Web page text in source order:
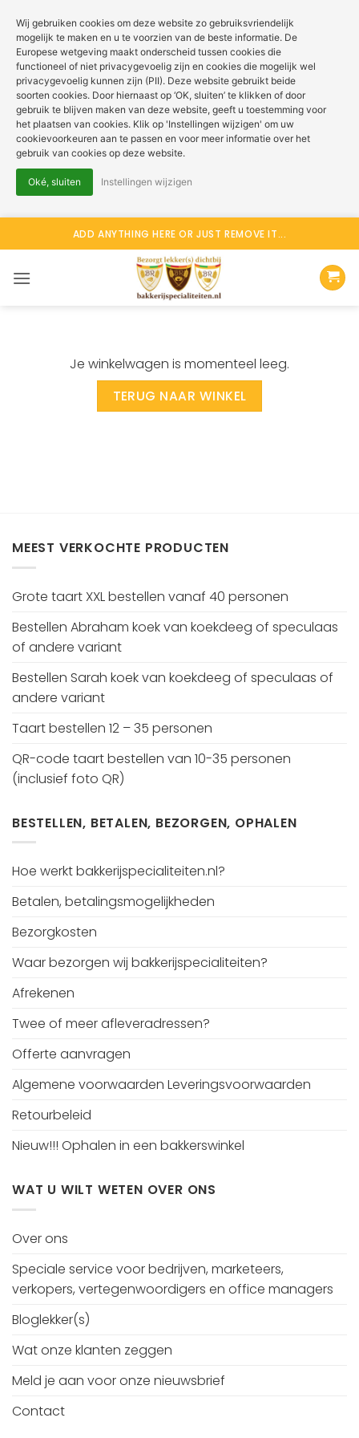
naar
ADD ANYTHING HERE OR JUST REMOVE IT...
Je winkelwagen is momenteel leeg.
TERUG NAAR WINKEL
MEEST VERKOCHTE PRODUCTEN
Grote taart XXL bestellen vanaf 40 personen
Bestellen Abraham koek van koekdeeg of speculaas
of andere variant
Bestellen Sarah koek van koekdeeg of speculaas of
andere variant
Taart bestellen 12 – 35 personen
QR-code taart bestellen van 10-35 personen
(inclusief foto QR)
BESTELLEN, BETALEN, BEZORGEN, OPHALEN
Hoe werkt bakkerijspecialiteiten.nl?
Betalen, betalingsmogelijkheden
Bezorgkosten
Waar bezorgen wij bakkerijspecialiteiten?
Afrekenen
Twee of meer afleveradressen?
Offerte aanvragen
Algemene voorwaarden Leveringsvoorwaarden
Retourbeleid
Nieuw!!! Ophalen in een bakkerswinkel
WAT U WILT WETEN OVER ONS
Over ons
Speciale service voor bedrijven, marketeers,
verkopers, vertegenwoordigers en office managers
Bloglekker(s)
Wat onze klanten zeggen
Meld je aan voor onze nieuwsbrief
Contact
Wij gebruiken cookies om deze website zo gebruiksvriendelijk
mogelijk te maken en u te voorzien van de beste informatie. De
Europese wetgeving maakt onderscheid tussen cookies die
functioneel of niet privacygevoelig zijn en cookies die mogelijk wel
privacygevoelig kunnen zijn (PII). Deze website gebruikt beide
soorten cookies. Door hiernaast op ‘OK, sluiten’ te klikken of door
gebruik te blijven maken van deze website, geeft u toestemming voor
het plaatsen van cookies. Klik op 'Instellingen wijzigen' om uw
cookievoorkeuren aan te passen en voor meer informatie over het
gebruik van cookies op deze website.
Oké, sluiten Instellingen wijzigen